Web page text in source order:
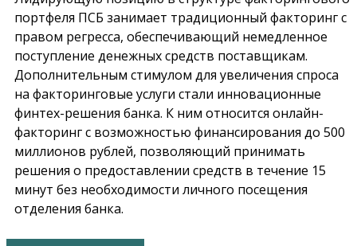
портфеля ПСБ занимает традиционный факторинг с
правом регресса, обеспечивающий немедленное
поступление денежных средств поставщикам.
Дополнительным стимулом для увеличения спроса
на факторинговые услуги стали инновационные
финтех-решения банка. К ним относится онлайн-
факторинг с возможностью финансирования до 500
миллионов рублей, позволяющий принимать
решения о предоставлении средств в течение 15
минут без необходимости личного посещения
отделения банка.